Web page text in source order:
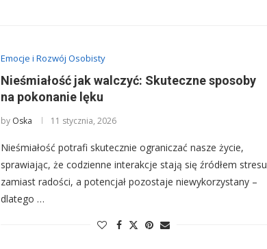
Emocje i Rozwój Osobisty
Nieśmiałość jak walczyć: Skuteczne sposoby
na pokonanie lęku
by Oska 11 stycznia, 2026
Nieśmiałość potrafi skutecznie ograniczać nasze życie,
sprawiając, że codzienne interakcje stają się źródłem stresu
zamiast radości, a potencjał pozostaje niewykorzystany –
dlatego …